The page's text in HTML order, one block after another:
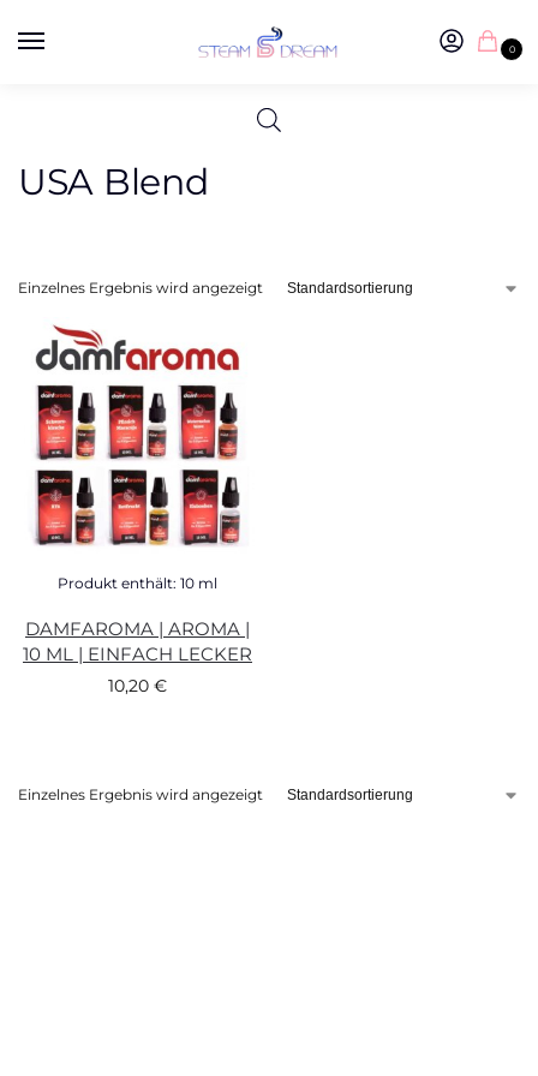
0
USA Blend
Einzelnes Ergebnis wird angezeigt
Produkt enthält: 10 ml
DAMFAROMA | AROMA |
10 ML | EINFACH LECKER
10,20 €
Einzelnes Ergebnis wird angezeigt